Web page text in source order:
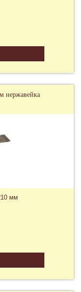
нержавейка
мм